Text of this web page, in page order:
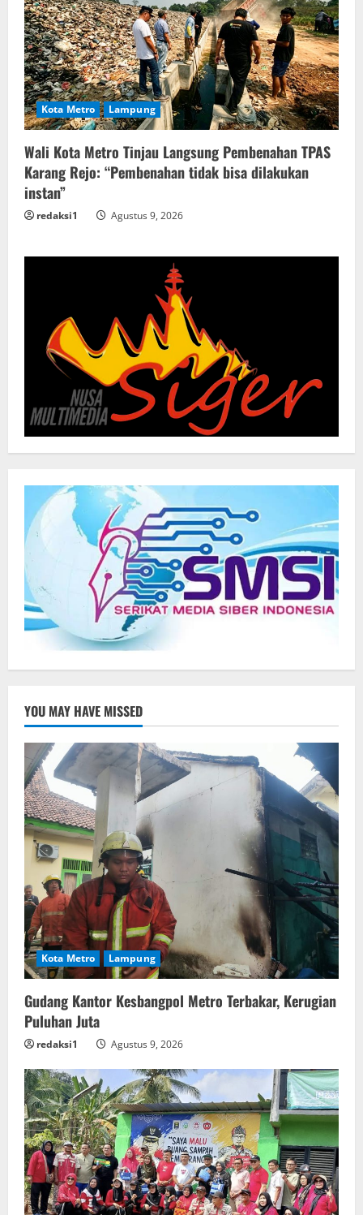
Kota Metro Lampung
Wali Kota Metro Tinjau Langsung Pembenahan TPAS
Karang Rejo: “Pembenahan tidak bisa dilakukan
instan”
redaksi1 Agustus 9, 2026
YOU MAY HAVE MISSED
Kota Metro Lampung
Gudang Kantor Kesbangpol Metro Terbakar, Kerugian
Puluhan Juta
redaksi1 Agustus 9, 2026